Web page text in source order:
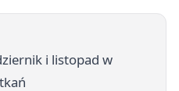
i listopad w